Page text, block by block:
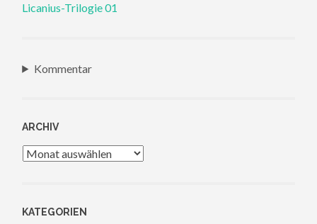
Licanius-Trilogie 01
Kommentar
ARCHIV
Archiv
KATEGORIEN